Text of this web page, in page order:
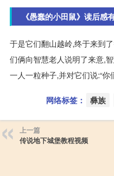
《愚蠢的小田鼠》读后感
于是它们翻山越岭,终于来到
们俩向智慧老人说明了来意,
一人一粒种子,并对它们说:“你
网络标签： 彝族
上一篇
传说地下城堡教程视频